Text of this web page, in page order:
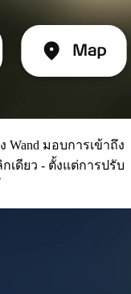
Wand มอบการเข้าถึง
ดียว - ตั้งแต่การปรับ